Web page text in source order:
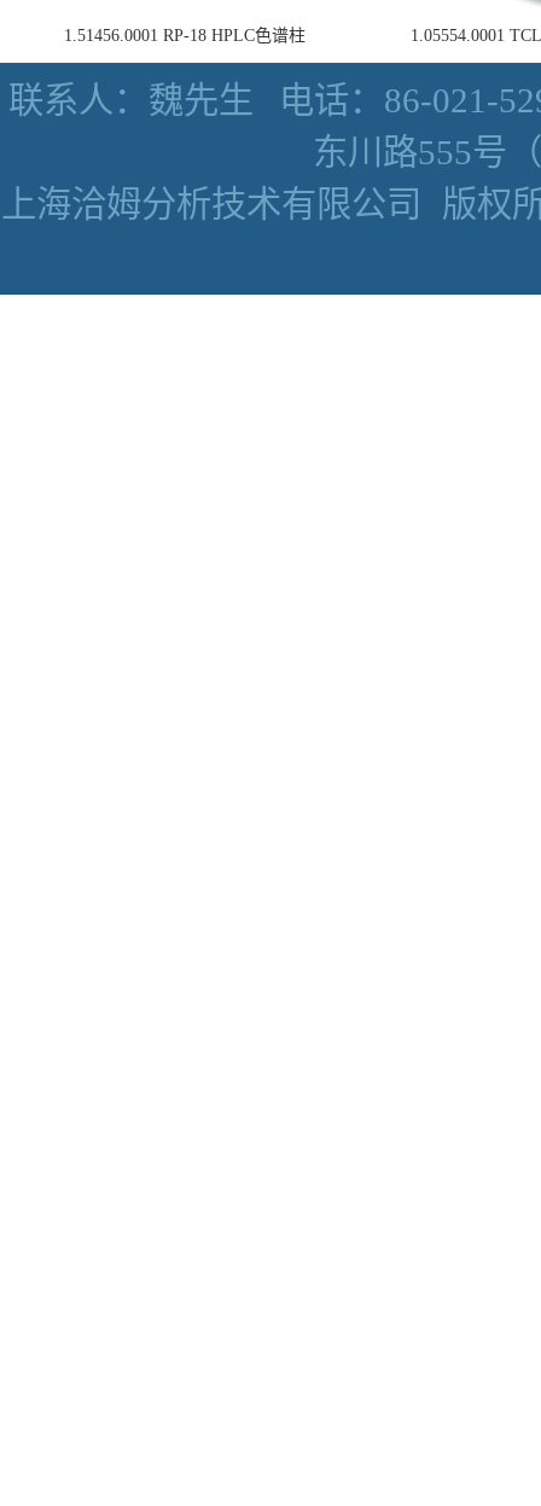
1.51456.0001 RP-18 HPLC色谱柱 1.05554.0001
联系人：魏先生
电话：86-021-
东川路555号
上海洽姆分析技术有限公司
版权